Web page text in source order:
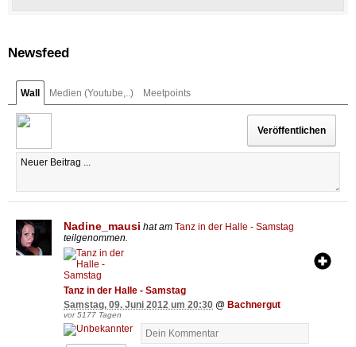
Newsfeed
Wall Medien (Youtube,..) Meetpoints
Nadine_mausi hat am Tanz in der Halle - Samstag
teilgenommen.
Tanz in der Halle - Samstag
Samstag, 09. Juni 2012 um 20:30 @ Bachnergut
vor 5177 Tagen